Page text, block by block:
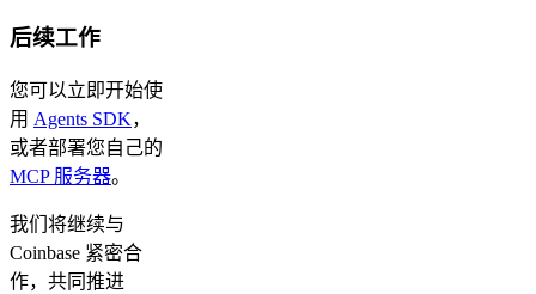
后续工作
您可以立即开始使
用 Agents SDK，
或者部署您自己的
MCP 服务器。
我们将继续与
Coinbase 紧密合
作，共同推进